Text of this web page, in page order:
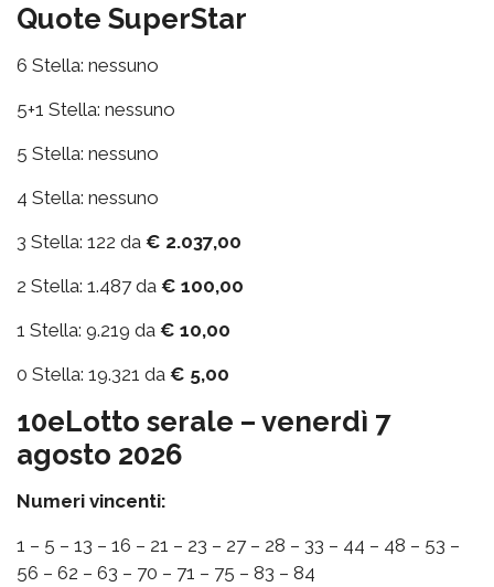
Quote SuperStar
6 Stella: nessuno
5+1 Stella: nessuno
5 Stella: nessuno
4 Stella: nessuno
3 Stella: 122 da € 2.037,00
2 Stella: 1.487 da € 100,00
1 Stella: 9.219 da € 10,00
0 Stella: 19.321 da € 5,00
10eLotto serale – venerdì 7
agosto 2026
Numeri vincenti:
1 – 5 – 13 – 16 – 21 – 23 – 27 – 28 – 33 – 44 – 48 – 53 –
56 – 62 – 63 – 70 – 71 – 75 – 83 – 84